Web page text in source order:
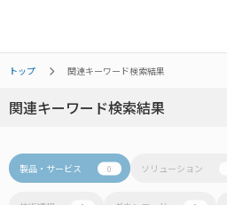
トップ 関連キーワード検索結果
関連キーワード検索結果
製品・サービス 0 ソリューション